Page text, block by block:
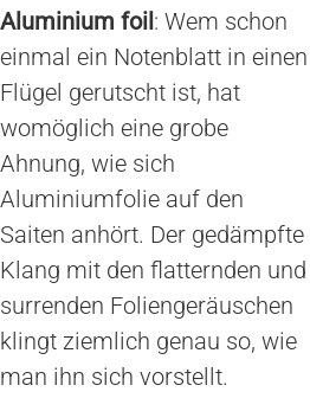
Aluminium foil: Wem schon
einmal ein Notenblatt in einen
Flügel gerutscht ist, hat
womöglich eine grobe
Ahnung, wie sich
Aluminiumfolie auf den
Saiten anhört. Der gedämpfte
Klang mit den flatternden und
surrenden Foliengeräuschen
klingt ziemlich genau so, wie
man ihn sich vorstellt.